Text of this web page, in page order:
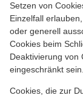
Setzen von
Einzelfall
oder generell
Cookies beim
Deaktivierung von
eingeschränkt sein.
Cookies, die zur